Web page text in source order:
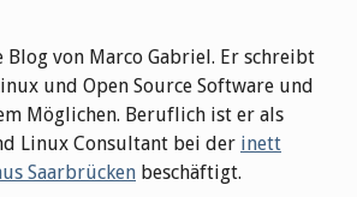
Blog von Marco Gabriel. Er schreibt
und Open Source Software und
Möglichen. Beruflich ist er als
Linux Consultant bei der inett
Saarbrücken beschäftigt.